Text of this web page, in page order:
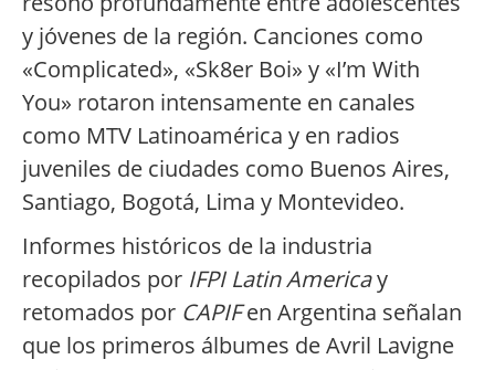
y jóvenes de la región. Canciones como
«Complicated», «Sk8er Boi» y «I’m With
You» rotaron intensamente en canales
como MTV Latinoamérica y en radios
juveniles de ciudades como Buenos Aires,
Santiago, Bogotá, Lima y Montevideo.
Informes históricos de la industria
recopilados por IFPI Latin Americay
retomados por CAPIFen Argentina señalan
que los primeros álbumes de Avril Lavigne